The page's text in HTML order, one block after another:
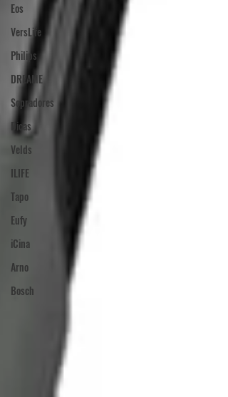
Eos
VersLife
Philips
DREAME
Sopradores
Dicas
Velds
ILIFE
Tapo
Eufy
iCina
Arno
Bosch